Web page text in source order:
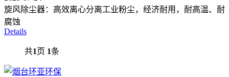
旋风除尘器：高效离心分离工业粉尘，经济耐用，耐高温、耐
腐蚀
Details
共1页 1条